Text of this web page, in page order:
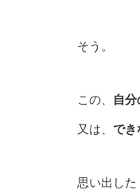
そう。
この、 自
又は、 でき
思い出した